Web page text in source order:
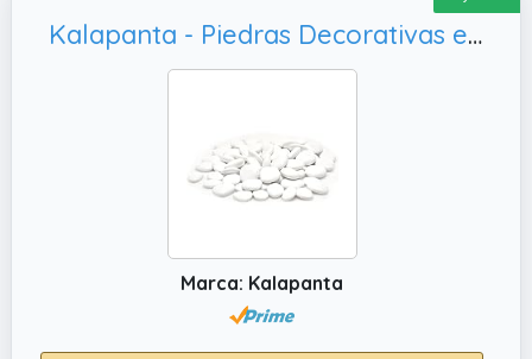
repetición. Sus siluetas originales estimulan la
imaginación, haciendo que cada obra sea
plena de personalidad.
estas piedras fomenta la concentración y la
motricidad fina, convirtiendo cada sesión en
un ejercicio de mindfulness creativo. Las
carácter, se transforman en piezas de
decoración personal o en regalos con un
significado especial.
Kalapanta - Piedras Decorativas en plástico Reciclado para macetas, Blanco)
Marca: Kalapanta